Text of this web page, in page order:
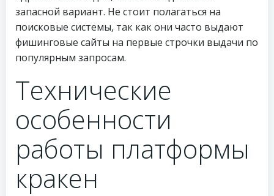
запасной вариант. Не стоит полагаться на
поисковые системы, так как они часто выдают
фишинговые сайты на первые строчки выдачи по
популярным запросам.
Технические
особенности
работы платформы
кракен